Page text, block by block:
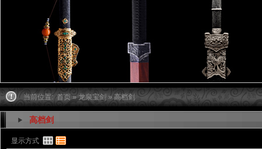
当前位置: 首页»龙泉宝剑 » 高档剑
高档剑
显示方式